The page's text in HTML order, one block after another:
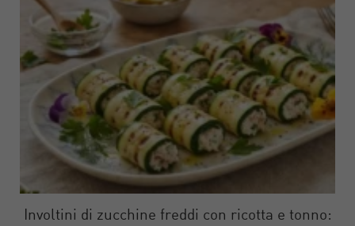
Involtini di zucchine freddi con ricotta e tonno: